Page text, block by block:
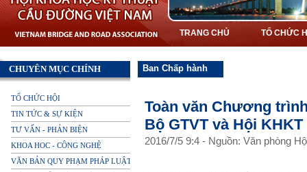
TRANG CHỦ TỔ CHỨC
CHUYÊN MỤC CHÍNH
TỔ CHỨC HỘI
TIN TỨC & SỰ KIỆN
TƯ VẤN - PHẢN BIỆN
KHOA HOC - CÔNG NGHỆ
VĂN BẢN QUY PHẠM PHÁP LUẬT
Ban Chấp hành
Toàn văn Chương
Bộ GTVT và Hội
2016/7/5 9:4- Nguồn: Văn phòng